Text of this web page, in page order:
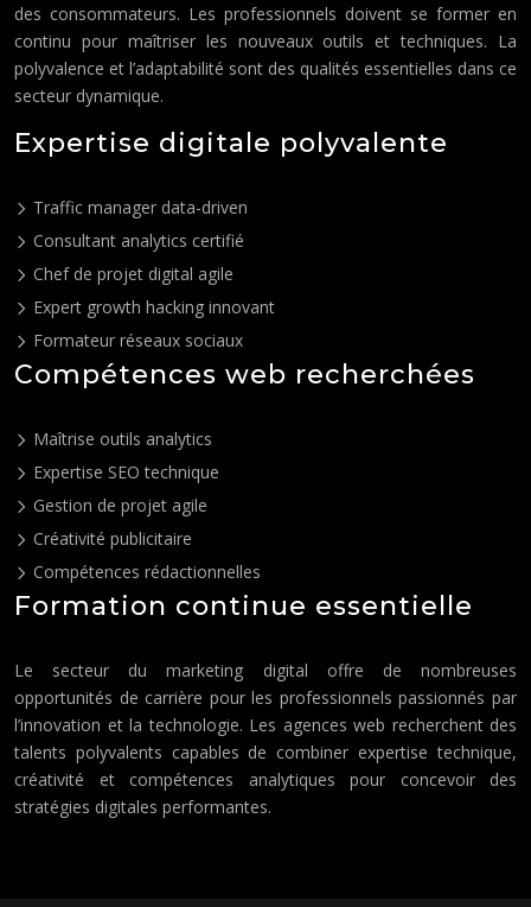
des consommateurs. Les professionnels doivent se former en
continu pour maîtriser les nouveaux outils et techniques. La
polyvalence et l’adaptabilité sont des qualités essentielles dans ce
secteur dynamique.
Expertise digitale polyvalente
Traffic manager data-driven
Consultant analytics certifié
Chef de projet digital agile
Expert growth hacking innovant
Formateur réseaux sociaux
Compétences web recherchées
Maîtrise outils analytics
Expertise SEO technique
Gestion de projet agile
Créativité publicitaire
Compétences rédactionnelles
Formation continue essentielle
Le secteur du marketing digital offre de nombreuses
opportunités de carrière pour les professionnels passionnés par
l’innovation et la technologie. Les agences web recherchent des
talents polyvalents capables de combiner expertise technique,
créativité et compétences analytiques pour concevoir des
stratégies digitales performantes.